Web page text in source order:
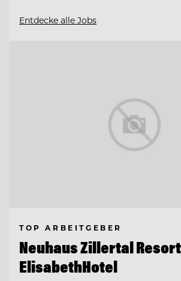
Entdecke alle Jobs
TOP ARBEITGEBER
Neuhaus Zillertal
ElisabethHotel